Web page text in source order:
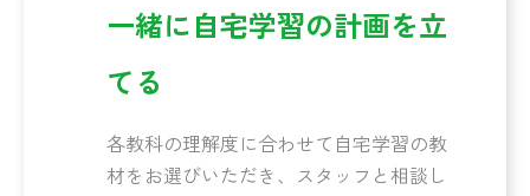
一緒に自宅学習の計画を立
てる
各教科の理解度に合わせて自宅学習の教
材をお選びいただき、スタッフと相談し